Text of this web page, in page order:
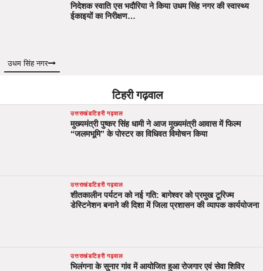
निदेशक स्वाति एस भदौरिया ने किया उधम सिंह नगर की स्वास्थ्य
ईकाइयों का निरीक्षण…
उधम सिंह नगर
टिहरी गढ़वाल
उत्तराखंडटिहरी गढ़वाल
मुख्यमंत्री पुष्कर सिंह धामी ने आज मुख्यमंत्री आवास में फिल्म
“जलमभूमि” के पोस्टर का विधिवत विमोचन किया
उत्तराखंडटिहरी गढ़वाल
शीतकालीन पर्यटन को नई गति: बागेश्वर को प्रमुख टूरिज्म
डेस्टिनेशन बनाने की दिशा में जिला प्रशासन की व्यापक कार्ययोजना
उत्तराखंडटिहरी गढ़वाल
भिलंगना के सुनार गांव में आयोजित हुआ रोजगार एवं सेवा शिविर